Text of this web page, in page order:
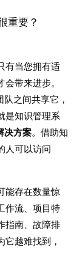
有当您拥有适
带来进步。
之间共享它，
是知识管理系
决方案。借助知
人可以访问
存在数量惊
作流、项目特
指南、故障排
它越难找到，